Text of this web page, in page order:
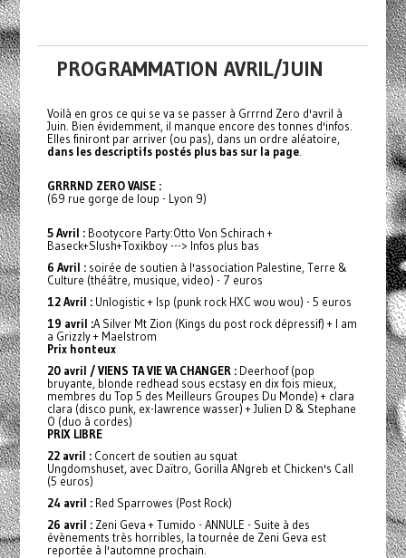
PROGRAMMATION AVRIL/JUIN
Voilà en gros ce qui se va se passer à Grrrnd Zero d'avril à
Juin. Bien évidemment, il manque encore des tonnes d'infos.
Elles finiront par arriver (ou pas), dans un ordre aléatoire,
dans les descriptifs postés plus bas sur la page.
GRRRND ZERO VAISE :
(69 rue gorge de loup - Lyon 9)
5 Avril :Bootycore Party:Otto Von Schirach +
Baseck+Slush+Toxikboy ---> Infos plus bas
6 Avril :soirée de soutien à l'association Palestine, Terre &
Culture (théâtre, musique, video) - 7 euros
12 Avril :Unlogistic + Isp (punk rock HXC wou wou) - 5 euros
19 avril :A Silver Mt Zion (Kings du post rock dépressif) + I am
a Grizzly + Maelstrom
Prix honteux
20 avril / VIENS TA VIE VA CHANGER :Deerhoof (pop
bruyante, blonde redhead sous ecstasy en dix fois mieux,
membres du Top 5 des Meilleurs Groupes Du Monde) + clara
clara (disco punk, ex-lawrence wasser) + Julien D & Stephane
O (duo à cordes)
PRIX LIBRE
22 avril :Concert de soutien au squat
Ungdomshuset, avec Daïtro, Gorilla ANgreb et Chicken's Call
(5 euros)
24 avril :Red Sparrowes (Post Rock)
26 avril :Zeni Geva + Tumido - ANNULE - Suite à des
évènements très horribles, la tournée de Zeni Geva est
reportée à l'automne prochain.